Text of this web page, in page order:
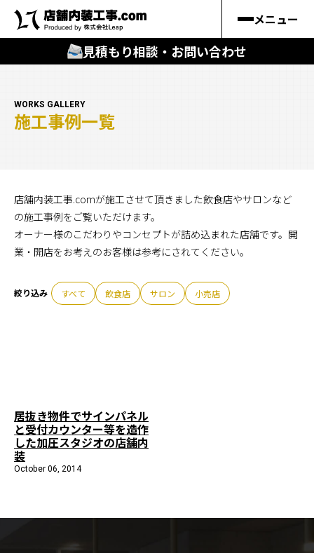
メニュー
見積もり相談・お問い合わせ
🔍︎探す
キーワードから
🔍知る
店舗内装工事.comの強み
採用情報会社概要
WORKS GALLERY
施工事例一覧
店舗内装工事.comが施工させて頂きました飲食店やサロンなど
の施工事例をご覧いただけます。
オーナー様のこだわりやコンセプトが詰め込まれた店舗です。開
業・開店をお考えのお客様は参考にされてください。
すべて 飲食店 サロン 小売店
居抜き物件でサインパネル
と受付カウンター等を造作
した加圧スタジオの店舗内
装
October 06, 2014